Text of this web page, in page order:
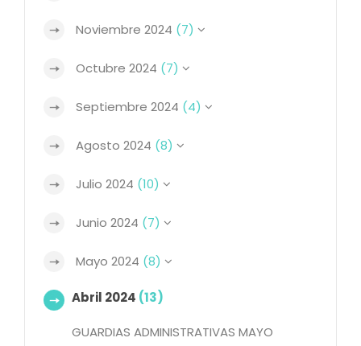
Noviembre 2024 (7)
Octubre 2024 (7)
Septiembre 2024 (4)
Agosto 2024 (8)
Julio 2024 (10)
Junio 2024 (7)
Mayo 2024 (8)
Abril 2024 (13)
GUARDIAS ADMINISTRATIVAS MAYO